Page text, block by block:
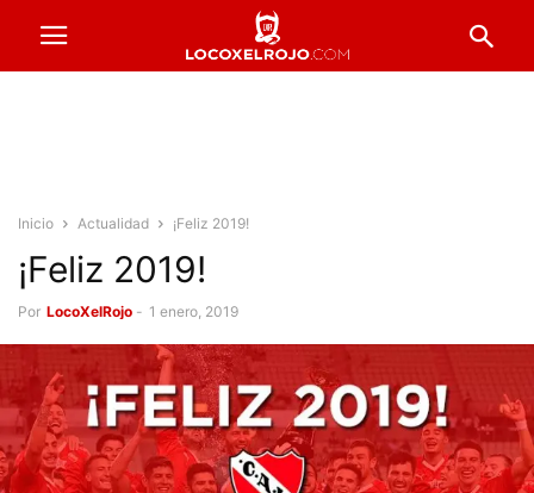
Inicio Actualidad ¡Feliz 2019!
¡Feliz 2019!
Por LocoXelRojo - 1 enero, 2019